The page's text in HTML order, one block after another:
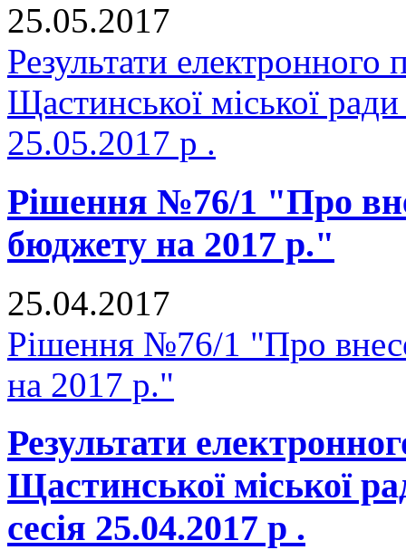
25.05.2017
Результати електронного
Щастинської міської
25.05.2017 р .
Рішення №76/1 "Про
бюджету на 2017 р."
25.04.2017
Рішення №76/1 "Про
на 2017 р."
Результати
Щастинської міської
сесія 25.04.2017 р .